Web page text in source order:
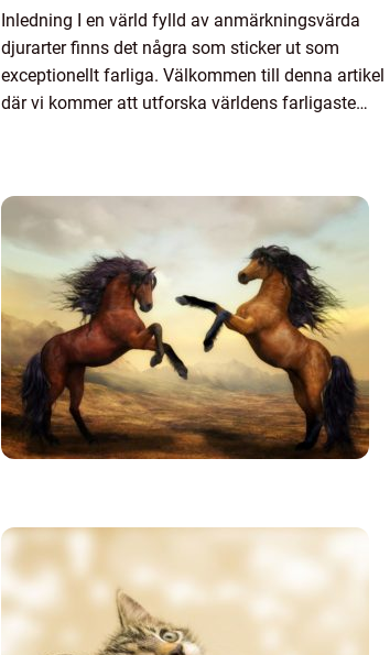
Inledning I en värld fylld av anmärkningsvärda
djurarter finns det några som sticker ut som
exceptionellt farliga. Välkommen till denna artikel
där vi kommer att utforska världens farligaste